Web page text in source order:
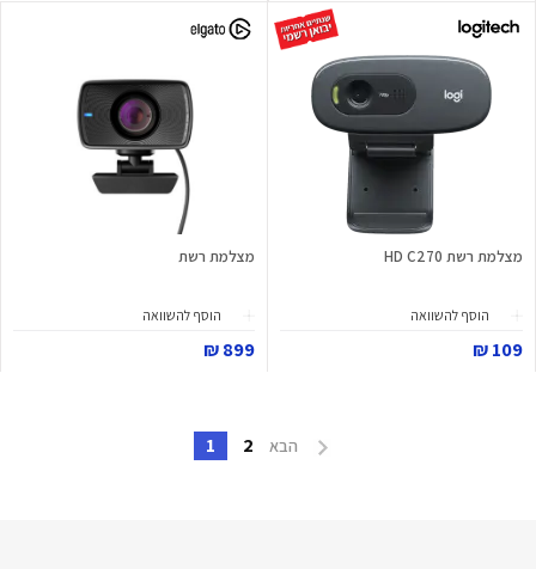
מצלמת רשת HD C270
הוסף להשוואה
109 ₪
מצלמת רשת
הוסף להשוואה
899 ₪
הבא 2
1